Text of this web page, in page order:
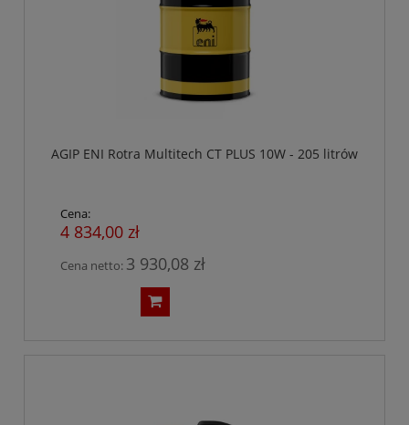
AGIP ENI Rotra Multitech CT PLUS 10W - 205 litrów
Cena:
4 834,00 zł
Cena netto: 3 930,08 zł